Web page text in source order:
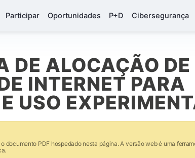
Participar Oportunidades P+D Cibersegurança
DE ALOCAÇÃO DE
INTERNET PARA
USO
documento PDF hospedado nesta página. A versão web é uma